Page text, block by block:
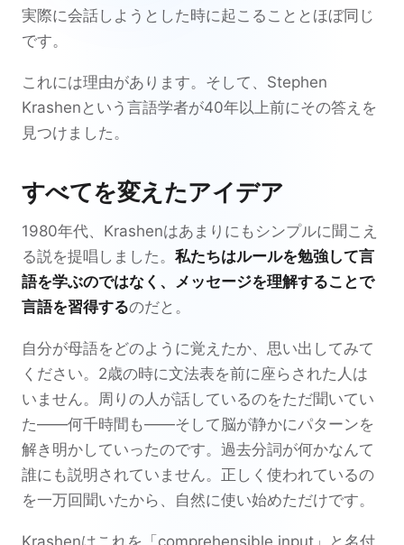
実際に会話しようとした時に起こることとほぼ同じ
です。
これには理由があります。そして、Stephen
Krashenという言語学者が40年以上前にその答えを
見つけました。
すべてを変えたアイデア
1980年代、Krashenはあまりにもシンプルに聞こえ
る説を提唱しました。 私たちはルールを勉強して言
語を学ぶのではなく、メッセージを理解することで
言語を習得するのだと。
自分が母語をどのように覚えたか、思い出してみて
ください。2歳の時に文法表を前に座らされた人は
いません。周りの人が話しているのをただ聞いてい
た——何千時間も——そして脳が静かにパターンを
解き明かしていったのです。過去分詞が何かなんて
誰にも説明されていません。正しく使われているの
を一万回聞いたから、自然に使い始めただけです。
Krashenはこれを「comprehensible input」と名付